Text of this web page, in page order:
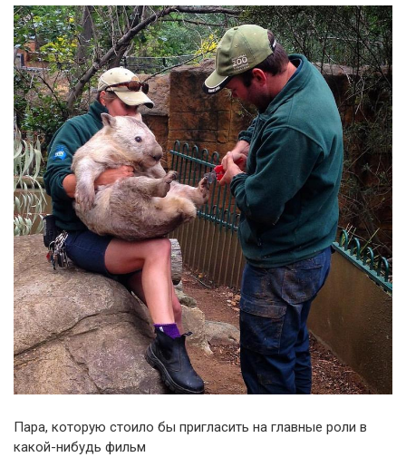
Пара, которую стоило бы пригласить на главные роли в
какой-нибудь фильм